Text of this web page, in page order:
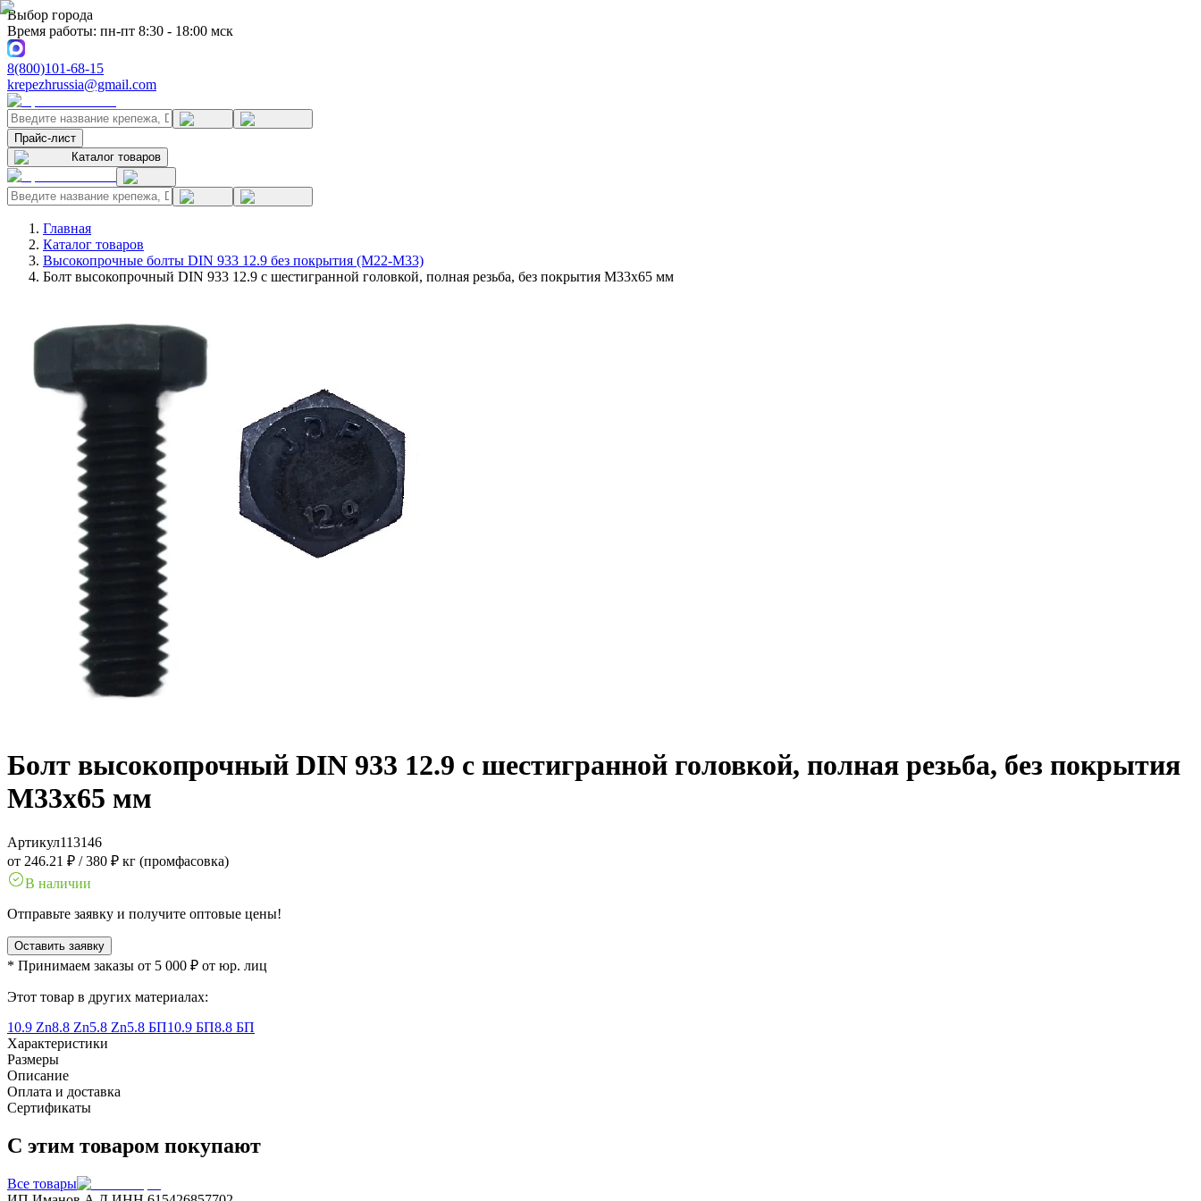
Выбор города
Время работы: пн-пт 8:30 - 18:00 мск
8(800)101-68-15
krepezhrussia@gmail.com
Прайс-лист
Каталог товаров
Главная
Каталог товаров
Высокопрочные болты DIN 933 12.9 без покрытия (M22-M33)
Болт высокопрочный DIN 933 12.9 с шестигранной головкой, полная резьба, без покрытия M33x65 мм
Болт высокопрочный DIN 933 12.9 с шестигранной головкой, полная резьба, без покрытия
M33x65 мм
Артикул113146
от 246.21 ₽ /380 ₽ кг (промфасовка)
В наличии
Отправьте заявку и получите оптовые цены!
Оставить заявку
* Принимаем заказы от 5 000 ₽ от юр. лиц
Этот товар в других материалах:
10.9 Zn8.8 Zn5.8 Zn5.8 БП10.9 БП8.8 БП
Характеристики
Размеры
Описание
Оплата и доставка
Сертификаты
С этим товаром покупают
Все товары